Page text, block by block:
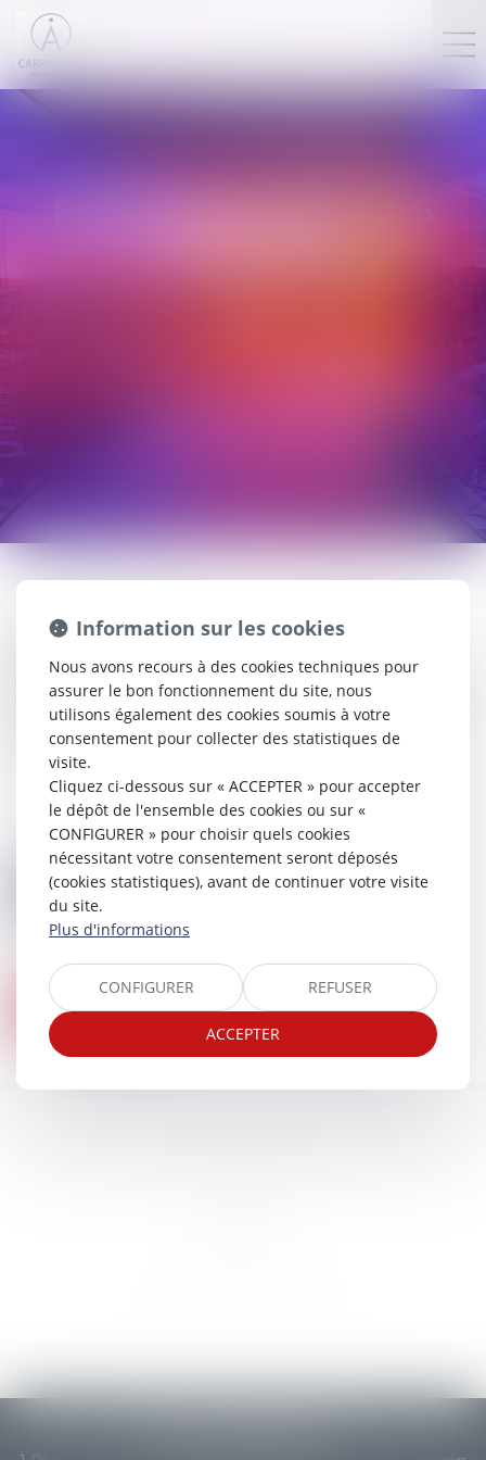
RECOUVREMENT DES
impayés peuvent constituer un frein significatif à la
croissance de votre entreprise. Nos services de
recouvrement des créances sont conçus pour vous aider à
récupérer vos fonds de manière efficace et respectueuse,
tout en préservant vos relations commerciales.
Nous contacter
Information sur les cookies
Nous avons recours à des cookies techniques pour
assurer le bon fonctionnement du site, nous
utilisons également des cookies soumis à votre
consentement pour collecter des statistiques de
visite.
Cliquez ci-dessous sur « ACCEPTER » pour accepter
le dépôt de l'ensemble des cookies ou sur «
CONFIGURER » pour choisir quels cookies
nécessitant votre consentement seront déposés
(cookies statistiques), avant de continuer votre visite
du site.
Plus d'informations
CONFIGURER REFUSER
ACCEPTER